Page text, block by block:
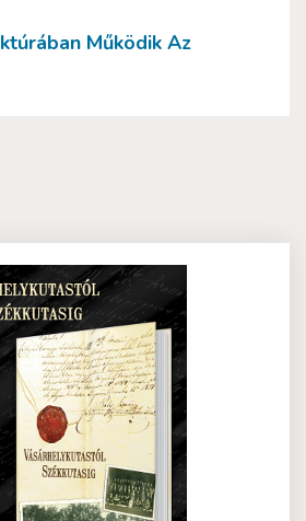
Működik Az